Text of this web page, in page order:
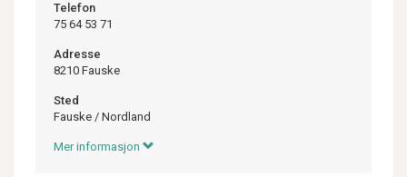
Telefon
75 64 53 71
Adresse
8210 Fauske
Sted
Fauske / Nordland
Mer informasjon